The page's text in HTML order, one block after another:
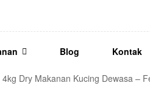
Blog Kontak
Dry Makanan Kucing Dewasa –